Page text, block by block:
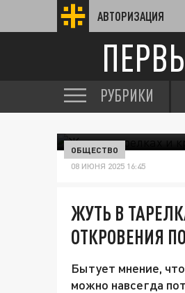
АВТОРИЗАЦИЯ
РУБРИКИ
ОБЩЕСТВО
08 ИЮНЯ 2025 16:45
ЖУТЬ В
ОТКРОВЕНИЯ
Бытует мнение,
можно навсегда